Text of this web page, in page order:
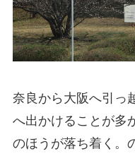
奈良から大阪へ引っ
へ出かけることが多
のほうが落ち着く。